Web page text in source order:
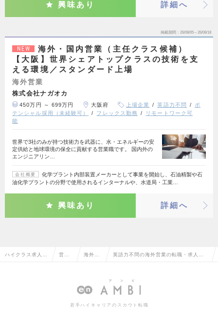
興味あり 詳細へ
掲載期間 26/08/05～26/08/18
NEW
海外・国内営業（主任クラス候補）
【大阪】世界シェアトップクラスの技術を支
える環境／スタンダード上場
海外営業
株式会社ナガオカ
450万円 ～ 699万円 大阪府 上場企業 英語力不問
ポ
テンシャル採用（未経験可）
フレックス勤務
リモートワーク可
能
世界で3社のみが持つ技術力を武器に、水・エネルギーの安
定供給と地球環境の保全に貢献する営業職です。 国内外の
エンジニアリン…
会社概要
化学プラント内部装置メーカーとして事業を開始し、石油精製や石
油化学プラントの分野で使用されるインターナルや、水道局・工業…
興味あり 詳細へ
ハイクラス求人T 営業 海外営 英語力不問の海外営業の転職・求人情
若手ハイキャリアのスカウト転職